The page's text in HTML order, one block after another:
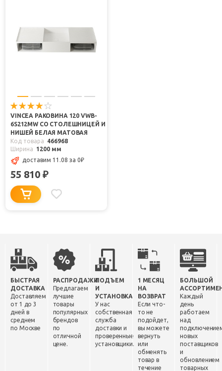
VINCEA РАКОВИНА 120 VWB-
6S212MW СО СТОЛЕШНИЦЕЙ И
НИШЕЙ БЕЛАЯ МАТОВАЯ
Код товара
466968
Ширина
1200 мм
доставим 11.08 за 0₽
55 810 ₽
БЫСТРАЯ
ДОСТАВКА
Доставляем
от 1 до 3
дней в
среднем
по Москве
РАСПРОДАЖИ
Предлагаем
лучшие
товары
популярных
брендов
по
отличной
цене.
ПОДЪЕМ
И
УСТАНОВКА
У нас
собственная
служба
доставки и
проверенные
установщики.
1 МЕСЯЦ
НА
ВОЗВРАТ
Если что-
то не
подойдет,
вы можете
вернуть
или
обменять
товар в
течение
БОЛЬШОЙ
Каждый
день
работаем
над
новых
поставщиков
и
обновлением
товарных